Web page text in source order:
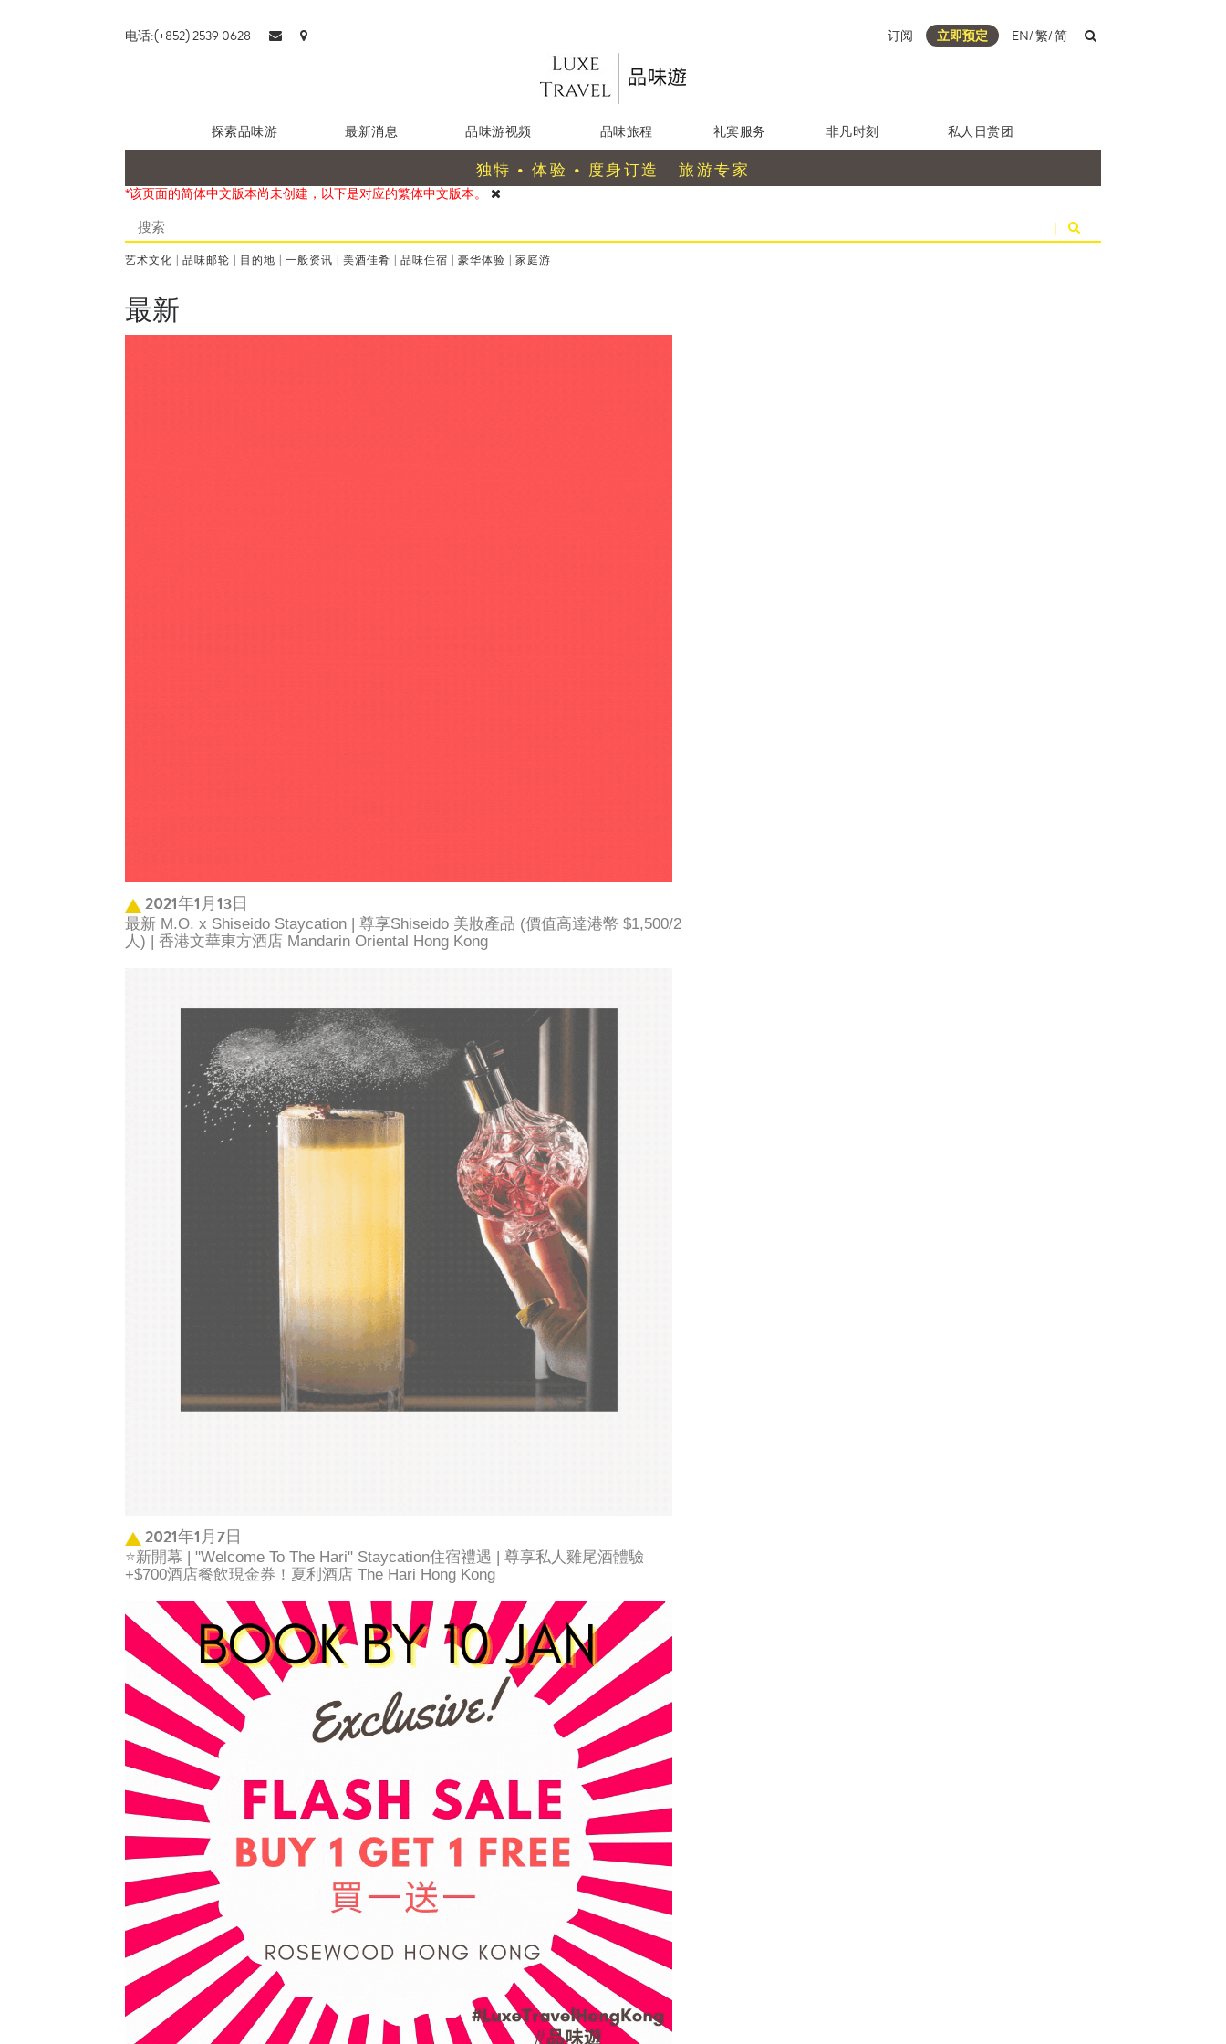
电话:(+852) 2539 0628 订阅 立即预定 EN/繁/简
探索品味游 最新消息 品味游视频 品味旅程 礼宾服务 非凡时刻 私人日赏团
独特 • 体验 • 度身订造 - 旅游专家
*该页面的简体中文版本尚未创建，以下是对应的繁体中文版本。
|
艺术文化 | 品味邮轮 | 目的地 | 一般资讯 | 美酒佳肴 | 品味住宿 | 豪华体验 | 家庭游
最新
2021年1月13日
最新 M.O. x Shiseido Staycation | 尊享Shiseido 美妝產品 (價值高達港幣 $1,500/2
人) | 香港文華東方酒店 Mandarin Oriental Hong Kong
2021年1月7日
⭐新開幕 | "Welcome To The Hari" Staycation住宿禮遇 | 尊享私人雞尾酒體驗
+$700酒店餐飲現金券！夏利酒店 The Hari Hong Kong